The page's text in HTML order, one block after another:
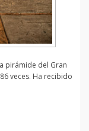
pirámide del Gran
veces. Ha recibido